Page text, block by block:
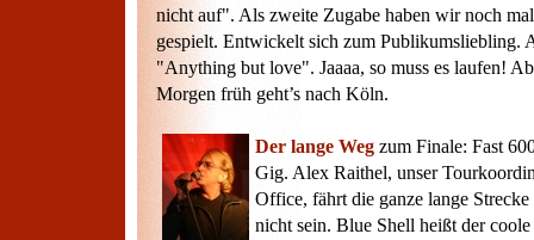
nicht auf". Als zweite Zugabe haben wir noch
gespielt. Entwickelt sich zum Publikumsliebling.
"Anything but love". Jaaaa, so muss es laufen!
Morgen früh geht’s nach Köln.
Der lange Weg zum Finale: Fast
Gig. Alex Raithel, unser
Office, fährt die ganze lange
nicht sein. Blue Shell heißt der